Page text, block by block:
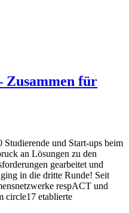
Zusammen für
und Start-ups beim
an Lösungen zu den
gearbeitet und
in die dritte Runde! Seit
respACT und
circle17 etablierte